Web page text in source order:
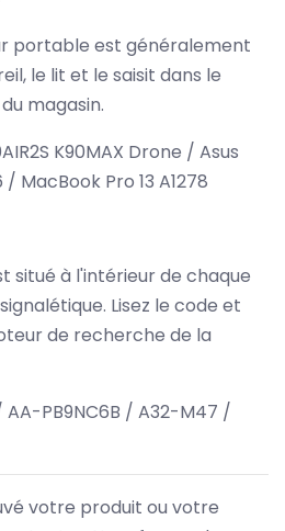
portable est généralement
le lit et le saisit dans le
magasin.
K90MAX Drone / Asus
MacBook Pro 13 A1278
situé à l'intérieur de chaque
Lisez le code et
de recherche de la
PB9NC6B / A32-M47 /
votre produit ou votre